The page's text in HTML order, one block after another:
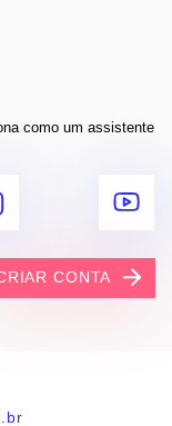
como um assistente
CONTA